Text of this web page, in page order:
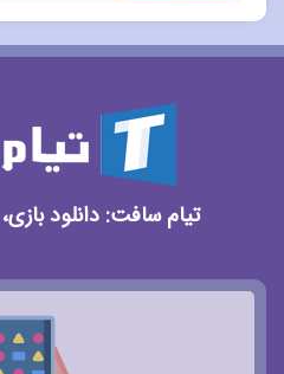
تیام سافت: دانلود